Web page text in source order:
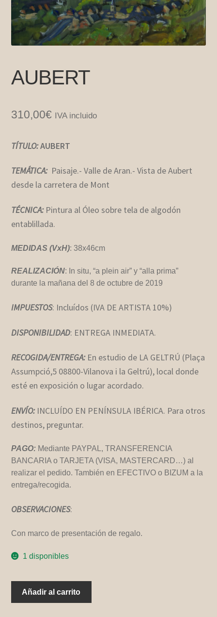
AUBERT
310,00€ IVA incluido
TÍTULO:AUBERT
TEMÁTICA:Paisaje.- Valle de Aran.- Vista de Aubert
desde la carretera de Mont
TÉCNICA:Pintura al Óleo sobre tela de algodón
entablillada.
MEDIDAS (VxH): 38x46cm
REALIZACIÓN: In situ, “a plein air” y “alla prima”
durante la mañana del 8 de octubre de 2019
IMPUESTOS: Incluídos (IVA DE ARTISTA 10%)
DISPONIBILIDAD: ENTREGA INMEDIATA.
RECOGIDA/ENTREGA:En estudio de LA GELTRÚ (Plaça
Assumpció,5 08800-Vilanova i la Geltrú), local donde
esté en exposición o lugar acordado.
ENVÍO:INCLUÍDO EN PENÍNSULA IBÉRICA. Para otros
destinos, preguntar.
PAGO: Mediante PAYPAL, TRANSFERENCIA
BANCARIA o TARJETA (VISA, MASTERCARD…) al
realizar el pedido. También en EFECTIVO o BIZUM a la
entrega/recogida.
OBSERVACIONES:
Con marco de presentación de regalo.
1 disponibles
AUBERT
Añadir al carrito